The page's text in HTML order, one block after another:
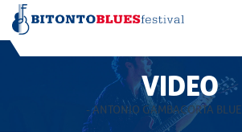
VIDEO
- ANTONIO GAMBACORTA